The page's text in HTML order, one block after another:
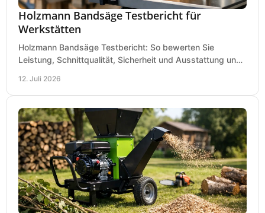
Holzmann Bandsäge Testbericht für
Werkstätten
Holzmann Bandsäge Testbericht: So bewerten Sie
Leistung, Schnittqualität, Sicherheit und Ausstattung und
12. Juli 2026